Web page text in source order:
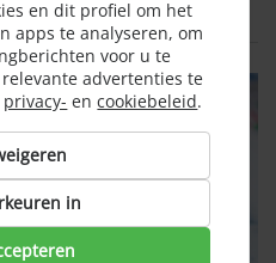
en dit profiel om het
apps te analyseren, om
voor u te
advertenties te
privacy- encookiebeleid.
in